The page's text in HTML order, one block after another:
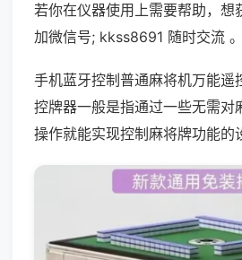
若你在仪器使用上需要帮助，想
加微信号; kkss8691 随时交流 。
手机蓝牙控制普通麻将机万能遥
控牌器一般是指通过一些无需对
操作就能实现控制麻将牌功能的